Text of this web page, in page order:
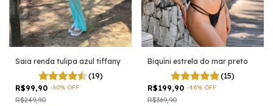
Saia renda tulipa azul tiffany
(19)
R$99,90 -60% OFF
R$249,90
Biquíni estrela do mar preto
(15)
R$199,90 -46% OFF
R$369,90